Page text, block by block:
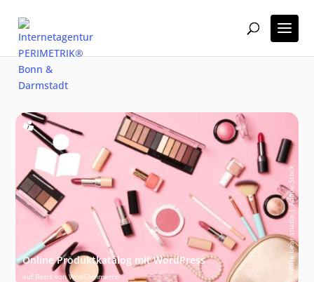
White bear studio | Adobe Stock
Online Produktkatalog mit WordPress
auf Basis von WooCommerce